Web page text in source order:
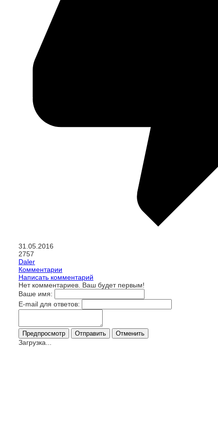
31.05.2016
2757
Daler
Комментарии
Написать комментарий
Нет комментариев. Ваш будет первым!
Ваше имя:
E-mail для ответов:
Загрузка...